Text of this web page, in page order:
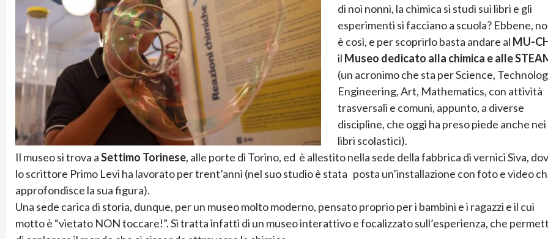
di noi nonni, la chimica si studi sui libri e gli
esperimenti si facciano a scuola? Ebbene,
è così, e per scoprirlo basta andare al MU-
il Museo dedicato alla chimica e alle
(un acronimo che sta per Science,
Engineering, Art, Mathematics, con attività
trasversali e comuni, appunto, a diverse
discipline, che oggi ha preso piede anche nei
libri scolastici).
Il museo si trova aSettimo Torinese, alle porte di Torino, ed è allestito nella sede della fabbrica di vernici Siva,
lo scrittore Primo Levi ha lavorato per trent’anni (nel suo studio è stata posta un’installazione con foto e video
approfondisce la sua figura).
Una sede carica di storia, dunque, per un museo molto moderno, pensato proprio per i bambini e i ragazzi e il cui
motto è “vietato NON toccare!”. Si tratta infatti di un museo interattivo e focalizzato sull’esperienza, che